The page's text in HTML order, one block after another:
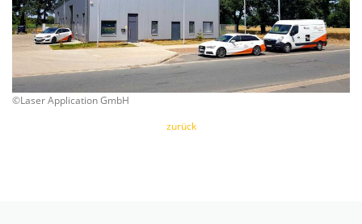
©Laser Application GmbH
zurück